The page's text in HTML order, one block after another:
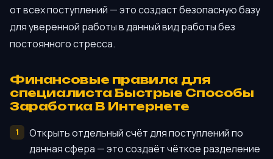
от всех поступлений — это создаст безопасную базу
для уверенной работы в данный вид работы без
постоянного стресса.
Финансовые правила для
специалиста Быстрые Способы
Заработка В Интернете
Открыть отдельный счёт для поступлений по
данная сфера — это создаёт чёткое разделение